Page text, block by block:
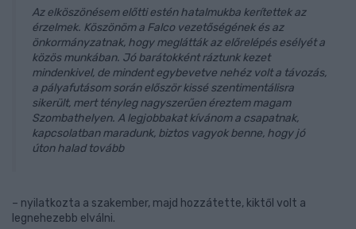
Az elköszönésem előtti estén hatalmukba kerítettek az
érzelmek. Köszönöm a Falco vezetőségének és az
önkormányzatnak, hogy meglátták az előrelépés esélyét a
közös munkában. Jó barátokként ráztunk kezet
mindenkivel, de mindent egybevetve nehéz volt a távozás,
a pályafutásom során először kissé szentimentálisra
sikerült, mert tényleg nagyszerűen éreztem magam
Szombathelyen. A legjobbakat kívánom a csapatnak,
kapcsolatban maradunk, biztos vagyok benne, hogy jó
úton halad tovább
– nyilatkozta a szakember, majd hozzátette, kiktől volt a
legnehezebb elválni.